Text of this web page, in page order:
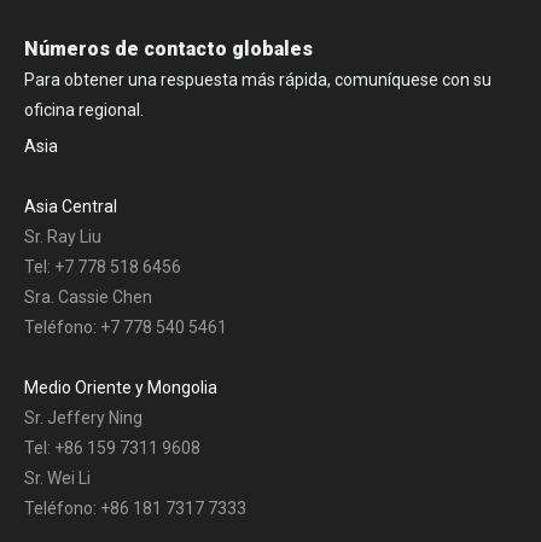
Números de contacto globales
Para obtener una respuesta más rápida, comuníquese con su
oficina regional.
Asia
Asia Central
Sr. Ray Liu
Tel: +7 778 518 6456
Sra. Cassie Chen
Teléfono: +7 778 540 5461
Medio Oriente y Mongolia
Sr. Jeffery Ning
Tel: +86 159 7311 9608
Sr. Wei Li
Teléfono: +86 181 7317 7333